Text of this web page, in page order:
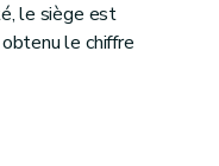
le siège est
le chiffre